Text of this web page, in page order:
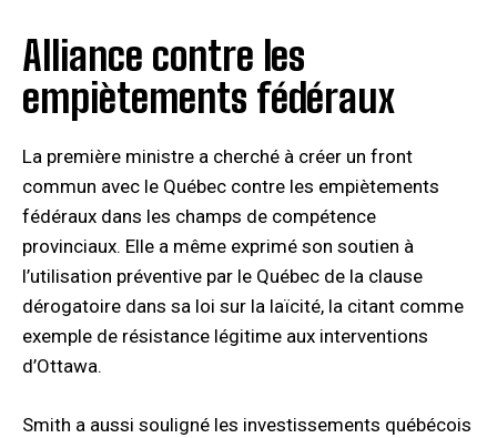
Alliance contre les
empiètements fédéraux
La première ministre a cherché à créer un front
commun avec le Québec contre les empiètements
fédéraux dans les champs de compétence
provinciaux. Elle a même exprimé son soutien à
l’utilisation préventive par le Québec de la clause
dérogatoire dans sa loi sur la laïcité, la citant comme
exemple de résistance légitime aux interventions
d’Ottawa.
Smith a aussi souligné les investissements québécois